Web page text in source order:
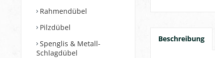
Rahmendübel
Pilzdübel
Spenglis & Metall-
Schlagdübel
Beschreibung